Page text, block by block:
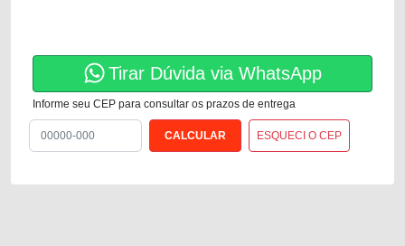
Tirar Dúvida via WhatsApp
Informe seu CEP para consultar os prazos de entrega
ESQUECI O CEP